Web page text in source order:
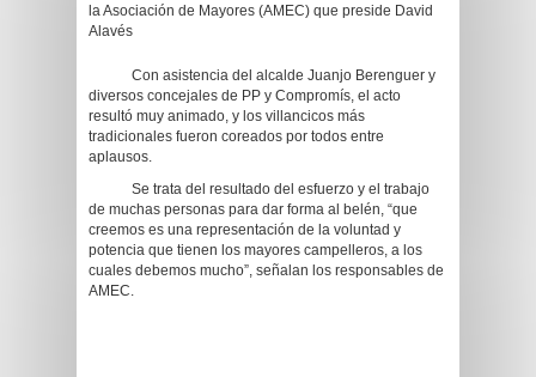
la Asociación de Mayores (AMEC) que preside David
Alavés
Con asistencia del alcalde Juanjo Berenguer y
diversos concejales de PP y Compromís, el acto
resultó muy animado, y los villancicos más
tradicionales fueron coreados por todos entre
aplausos.
Se trata del resultado del esfuerzo y el trabajo
de muchas personas para dar forma al belén, “que
creemos es una representación de la voluntad y
potencia que tienen los mayores campelleros, a los
cuales debemos mucho”, señalan los responsables de
AMEC.